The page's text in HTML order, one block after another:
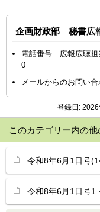
企画財政部 秘書広
電話番号 広報広聴担
0
メールからのお問い
登録日: 2026
このカテゴリー内の他
令和8年6月1日号
令和8年6月1日号1